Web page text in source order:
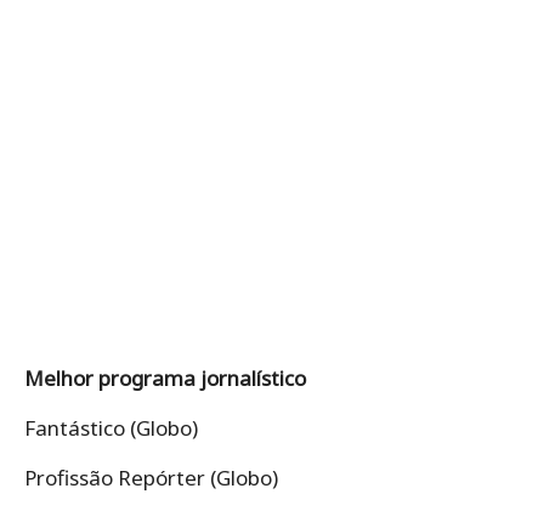
Melhor programa jornalístico
Fantástico (Globo)
Profissão Repórter (Globo)